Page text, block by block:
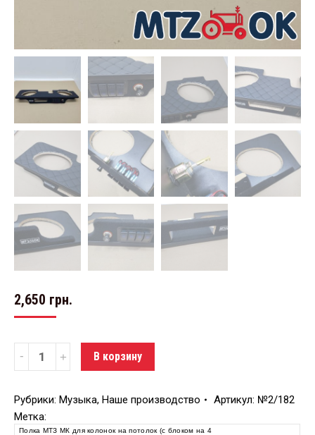
2,650 грн.
Количество В корзину
Рубрики: Музыка, Наше производство Артикул: №2/182
Метка:
Полка МТЗ МК для колонок на потолок (с блоком на 4